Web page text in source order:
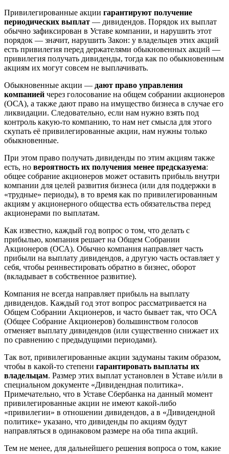
Привилегированные акции гарантируют получение
периодических выплат — дивидендов. Порядок их выплат
обычно зафиксирован в Уставе компании, и нарушить этот
порядок — значит, нарушить Закон: у владельцев этих акций
есть привилегия перед держателями обыкновенных акций —
привилегия получать дивиденды, тогда как по обыкновенным
акциям их могут совсем не выплачивать.
Обыкновенные акции — дают право управления
компанией через голосование на общем собрании акционеров
(ОСА), а также дают право на имущество бизнеса в случае его
ликвидации. Следовательно, если нам нужно взять под
контроль какую-то компанию, то нам нет смысла для этого
скупать её привилегированные акции, нам нужны только
обыкновенные.
При этом право получать дивиденды по этим акциям также
есть, но вероятность их получения менее предсказуема:
общее собрание акционеров может оставить прибыль внутри
компании для целей развития бизнеса (или для поддержки в
«трудные» периоды), в то время как по привилегированным
акциям у акционерного общества есть обязательства перед
акционерами по выплатам.
Как известно, каждый год вопрос о том, что делать с
прибылью, компания решает на Общем Собрании
Акционеров (ОСА). Обычно компания направляет часть
прибыли на выплату дивидендов, а другую часть оставляет у
себя, чтобы реинвестировать обратно в бизнес, оборот
(вкладывает в собственное развитие).
Компания не всегда направляет прибыль на выплату
дивидендов. Каждый год этот вопрос рассматривается на
Общем Собрании Акционеров, и часто бывает так, что ОСА
(Общее Собрание Акционеров) большинством голосов
отменяет выплату дивидендов (или существенно снижает их
по сравнению с предыдущими периодами).
Так вот, привилегированные акции задуманы таким образом,
чтобы в какой-то степени гарантировать выплаты их
владельцам. Размер этих выплат установлен в Уставе и/или в
специальном документе «Дивидендная политика».
Примечательно, что в Уставе Сбербанка на данный момент
привилегированные акции не имеют какой-либо
«привилегии» в отношении дивидендов, а в «Дивидендной
политике» указано, что дивиденды по акциям будут
направляться в одинаковом размере на оба типа акций.
Тем не менее, для дальнейшего решения вопроса о том, какие